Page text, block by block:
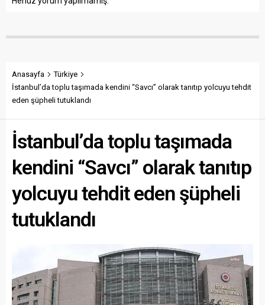
Anasayfa
Türkiye
İstanbul’da toplu taşımada kendini “Savcı” olarak tanıtıp yolcuyu tehdit
eden şüpheli tutuklandı
İstanbul’da toplu taşımada
kendini “Savcı” olarak tanıtıp
yolcuyu tehdit eden şüpheli
tutuklandı